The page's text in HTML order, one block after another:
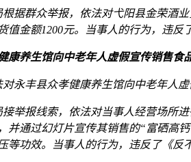
据群众举报，依法对弋阳县金荣酒
值金额1200元。当事人的行为，违
康养生馆向中老年人虚假宣传销售食
永丰县众孝健康养生馆向中老年人
接举报线索，依法对当事人经营场所
并通过幻灯片宣传其销售的“富硒高
等功效。当事人的行为，违反了《